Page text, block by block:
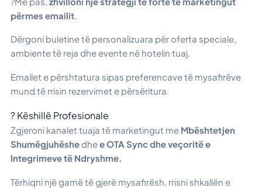
përmes emailit
Dërgoni buletine të personalizuara për oferta speciale,
ambiente të reja dhe evente në hotelin tuaj.
Emailet e përshtatura sipas preferencave të mysafirëve
mund të rrisin rezervimet e përsëritura.
? Këshillë Profesionale
Zgjeroni kanalet tuaja të marketingut me Mbështetjen
Shumëgjuhëshe dhee OTA Sync dhe veçoritë e
Integrimeve të Ndryshme.
Tërhiqni një gamë të gjerë mysafirësh, rrisni shkallën e